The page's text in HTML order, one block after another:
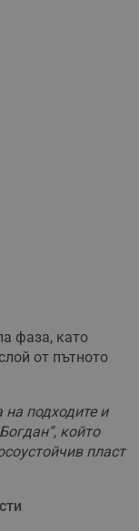
фаза, като
от пътното
подходите и
който
пласт